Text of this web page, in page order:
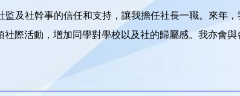
及社幹事的信任和支持，讓我擔任社長一職。來年
際活動，增加同學對學校以及社的歸屬感。我亦會